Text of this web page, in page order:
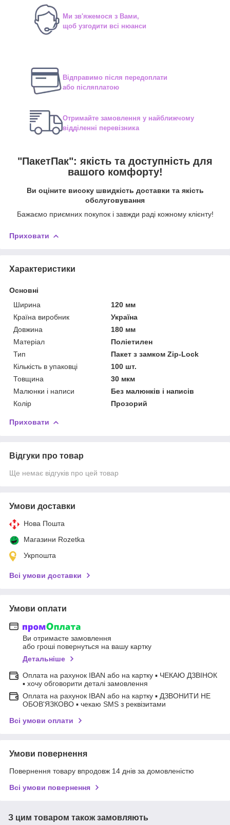
Ми зв'яжемося з Вами,
щоб узгодити всі нюанси
Відправимо після передоплати
або післяплатою
Отримайте замовлення у найближчому
відділенні перевізника
"ПакетПак": якість та доступність для
вашого комфорту!
Ви оціните високу швидкість доставки та якість
обслуговування
Бажаємо приємних покупок і завжди раді кожному клієнту!
Приховати
Характеристики
Основні
Ширина
120 мм
Країна виробник
Україна
Довжина
180 мм
Матеріал
Поліетилен
Тип
Пакет з замком Zip-Lock
Кількість в упаковці
100 шт.
Товщина
30 мкм
Малюнки і написи
Без малюнків і написів
Колір
Прозорий
Приховати
Відгуки про товар
Ще немає відгуків про цей товар
Умови доставки
Нова Пошта
Магазини Rozetka
Укрпошта
Всі умови доставки
Умови оплати
Ви отримаєте замовлення
або гроші повернуться на вашу картку
Детальніше
Оплата на рахунок IBAN або на картку ▪ ЧЕКАЮ ДЗВІНОК
▪ хочу обговорити деталі замовлення
Оплата на рахунок IBAN або на картку ▪ ДЗВОНИТИ НЕ
ОБОВ'ЯЗКОВО ▪ чекаю SMS з реквізитами
Всі умови оплати
Умови повернення
Повернення товару впродовж 14 днів за домовленістю
Всі умови повернення
З цим товаром також замовляють